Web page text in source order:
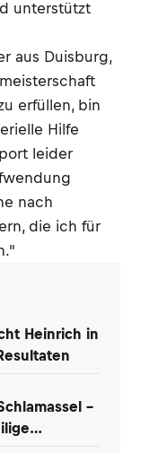
unterstützt
aus Duisburg,
erfüllen, bin
Hilfe
leider
nach
die ich für
Heinrich in
–